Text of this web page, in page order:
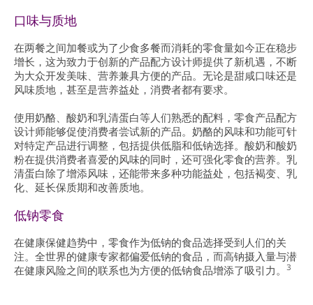
口味与质地
在两餐之间加餐或为了少食多餐而消耗的零食量如今正在稳步
增长，这为致力于创新的产品配方设计师提供了新机遇，不断
为大众开发美味、营养兼具方便的产品。无论是甜咸口味还是
风味质地，甚至是营养益处，消费者都有要求。
使用奶酪、酸奶和乳清蛋白等人们熟悉的配料，零食产品配方
设计师能够促使消费者尝试新的产品。奶酪的风味和功能可针
对特定产品进行调整，包括提供低脂和低钠选择。酸奶和酸奶
粉在提供消费者喜爱的风味的同时，还可强化零食的营养。乳
清蛋白除了增添风味，还能带来多种功能益处，包括褐变、乳
化、延长保质期和改善质地。
低钠零食
在健康保健趋势中，零食作为低钠的食品选择受到人们的关
注。全世界的健康专家都偏爱低钠的食品，而高钠摄入量与潜
在健康风险之间的联系也为方便的低钠食品增添了吸引力。
3